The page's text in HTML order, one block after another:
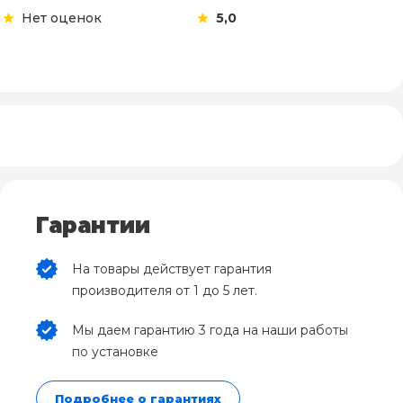
Нет оценок 5,0
Гарантии
На товары действует гарантия
производителя от 1 до 5 лет.
Мы даем гарантию 3 года на наши работы
по установке
Подробнее о гарантиях